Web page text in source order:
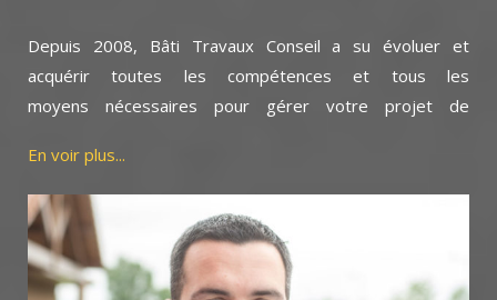
Depuis 2008, Bâti Travaux Conseil a su évoluer et
acquérir toutes les compétences et tous les
moyens nécessaires pour gérer votre projet de
Au fil des années, mes expériences professionnelles
m’ont permis de maîtriser le bon déroulement d’un projet
de sa conception à l’exécution des travaux où nous avons
pu établir de vrais partenariats avec des entreprises
artisanales fiables et qualifiées.
En voir plus...